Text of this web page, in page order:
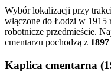
Wybór lokalizacji przy
włączone do Łodzi w 1915
robotnicze przedmieście.
cmentarzu pochodzą z
Kaplica cmentarna